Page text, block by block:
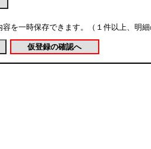
容を一時保存できます。（１件以上、明